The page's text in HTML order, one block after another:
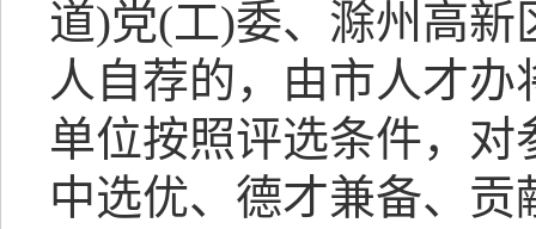
道)党(工)委、滁州高
人自荐的，由市人才
单位按照评选条件，
中选优、德才兼备、